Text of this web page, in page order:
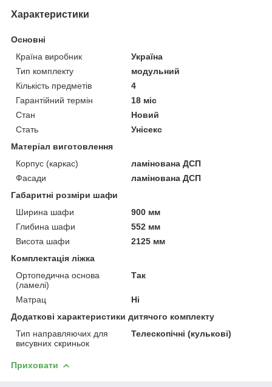
Характеристики
Основні
Країна виробник
Україна
Тип комплекту
модульний
Кількість предметів
4
Гарантійний термін
18 міс
Стан
Новий
Стать
Унісекс
Матеріал виготовлення
Корпус (каркас)
ламінована ДСП
Фасади
ламінована ДСП
Габаритні розміри шафи
Ширина шафи
900 мм
Глибина шафи
552 мм
Висота шафи
2125 мм
Комплектація ліжка
Ортопедична основа
(ламелі)
Так
Матрац
Ні
Додаткові характеристики дитячого комплекту
Тип направляючих для
висувних скриньок
Телескопічні (кулькові)
Приховати